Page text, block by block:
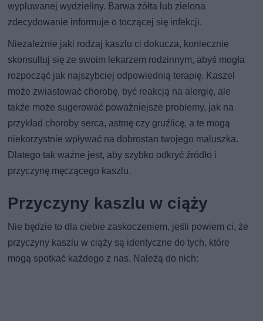
wypluwanej wydzieliny. Barwa żółta lub zielona
zdecydowanie informuje o toczącej się infekcji.
Niezależnie jaki rodzaj kaszlu ci dokucza, koniecznie
skonsultuj się ze swoim lekarzem rodzinnym, abyś mogła
rozpocząć jak najszybciej odpowiednią terapię. Kaszel
może zwiastować chorobę, być reakcją na alergię, ale
także może sugerować poważniejsze problemy, jak na
przykład choroby serca, astmę czy gruźlicę, a te mogą
niekorzystnie wpływać na dobrostan twojego maluszka.
Dlatego tak ważne jest, aby szybko odkryć źródło i
przyczynę męczącego kaszlu.
Przyczyny kaszlu w ciąży
Nie będzie to dla ciebie zaskoczeniem, jeśli powiem ci, że
przyczyny kaszlu w ciąży są identyczne do tych, które
mogą spotkać każdego z nas. Należą do nich: